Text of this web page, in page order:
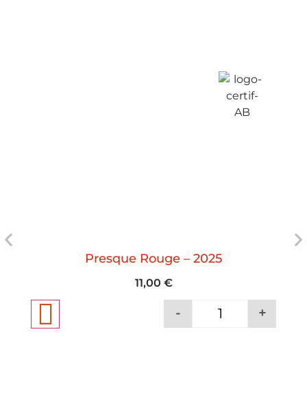
Presque Rouge – 2025
11,00 €
- +